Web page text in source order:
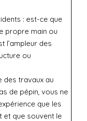
: est-ce que
propre main ou
l’ampleur des
ou
des travaux au
de pépin, vous ne
que les
et que souvent le